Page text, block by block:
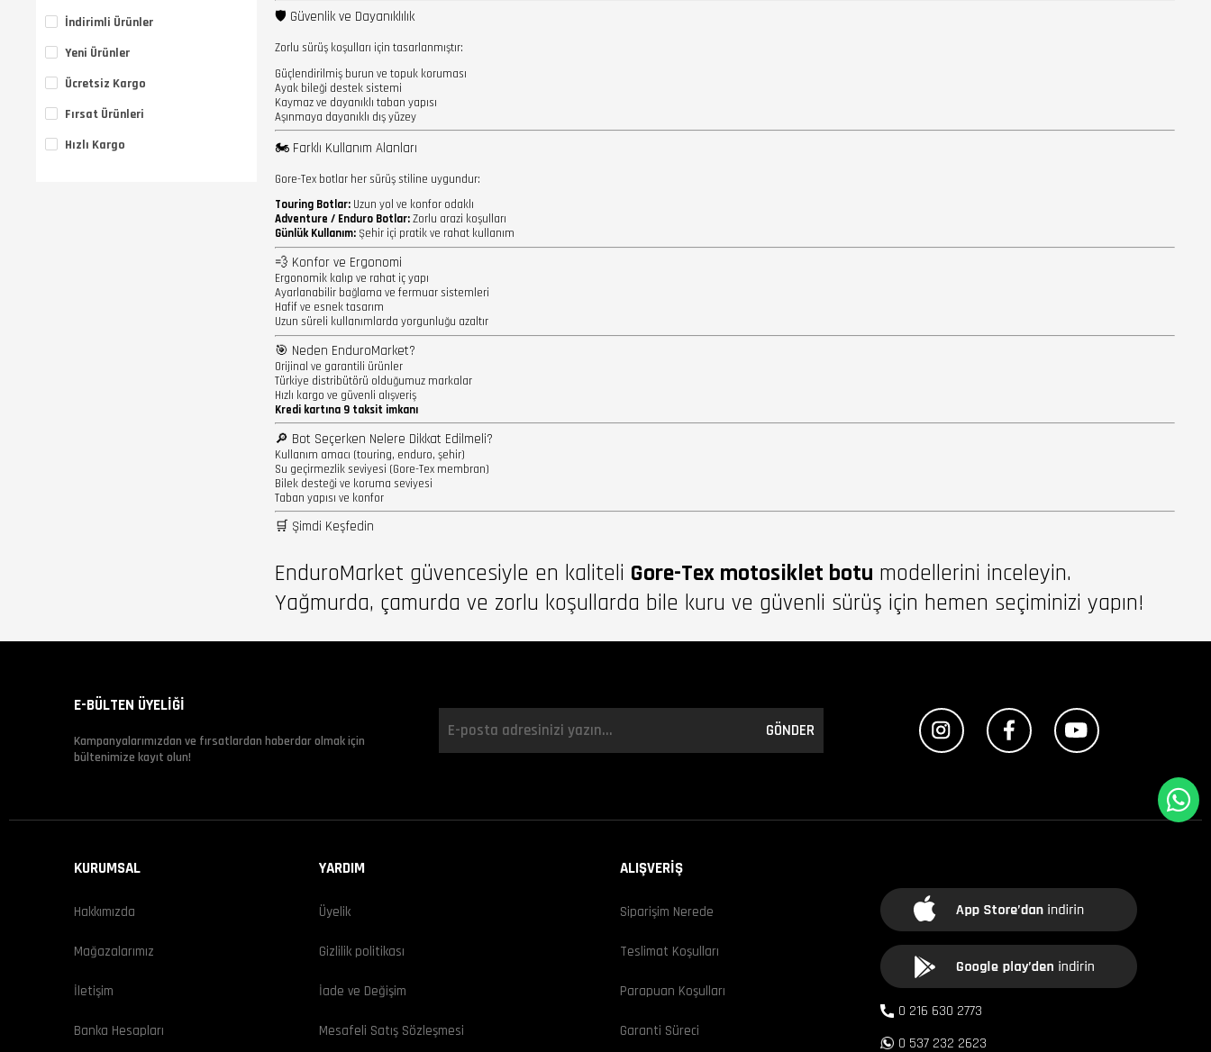
İndirimli Ürünler
Yeni Ürünler
Ücretsiz Kargo
Fırsat Ürünleri
Hızlı Kargo
🛡️ Güvenlik ve Dayanıklılık
Zorlu sürüş koşulları için tasarlanmıştır:
Güçlendirilmiş burun ve topuk koruması
Ayak bileği destek sistemi
Kaymaz ve dayanıklı taban yapısı
Aşınmaya dayanıklı dış yüzey
🏍️ Farklı Kullanım Alanları
Gore-Tex botlar her sürüş stiline uygundur:
Touring Botlar: Uzun yol ve konfor odaklı
Adventure / Enduro Botlar:Zorlu arazi koşulları
Günlük Kullanım: Şehir içi pratik ve rahat kullanım
💨 Konfor ve Ergonomi
Ergonomik kalıp ve rahat iç yapı
Ayarlanabilir bağlama ve fermuar sistemleri
Hafif ve esnek tasarım
Uzun süreli kullanımlarda yorgunluğu azaltır
🎯 Neden EnduroMarket?
Orijinal ve garantili ürünler
Türkiye distribütörü olduğumuz markalar
Hızlı kargo ve güvenli alışveriş
Kredi kartına 9 taksit imkanı
🔎 Bot Seçerken Nelere Dikkat Edilmeli?
Kullanım amacı (touring, enduro, şehir)
Su geçirmezlik seviyesi (Gore-Tex membran)
Bilek desteği ve koruma seviyesi
Taban yapısı ve konfor
🛒 Şimdi Keşfedin
EnduroMarket güvencesiyle en kaliteli Gore-Tex motosiklet botu modellerini inceleyin.
Yağmurda, çamurda ve zorlu koşullarda bile kuru ve güvenli sürüş için hemen seçiminizi yapın!
E-BÜLTEN ÜYELİĞİ
Kampanyalarımızdan ve fırsatlardan haberdar olmak için
bültenimize kayıt olun!
GÖNDER
KURUMSAL
Hakkımızda
Mağazalarımız
İletişim
Banka Hesapları
YARDIM
Üyelik
Gizlilik politikası
İade ve Değişim
Mesafeli Satış Sözleşmesi
ALIŞVERİŞ
Siparişim Nerede
Teslimat Koşulları
Parapuan Koşulları
Garanti Süreci
0 216 630 2773
0 537 232 2623